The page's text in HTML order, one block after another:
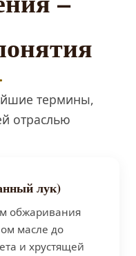
термины,
отраслью
лук)
обжаривания
масле до
и хрустящей